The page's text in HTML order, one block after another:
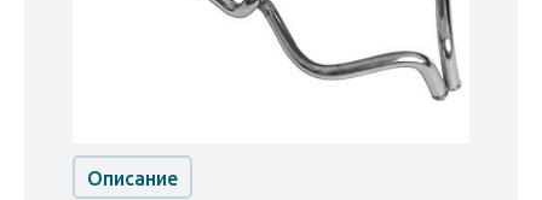
Описание